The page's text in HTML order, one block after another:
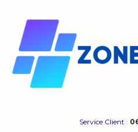
Service Client :